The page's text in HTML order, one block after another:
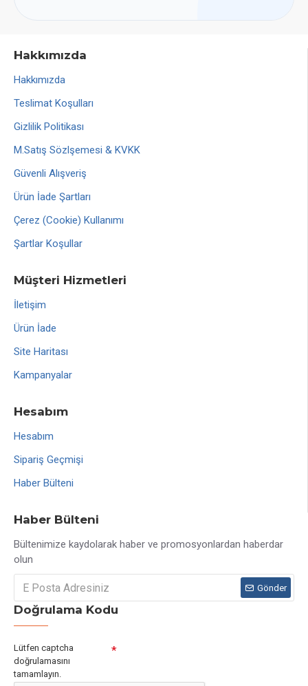
Hakkımızda
Hakkımızda
Teslimat Koşulları
Gizlilik Politikası
M.Satış Sözlşemesi & KVKK
Güvenli Alışveriş
Ürün İade Şartları
Çerez (Cookie) Kullanımı
Şartlar Koşullar
Müşteri Hizmetleri
İletişim
Ürün İade
Site Haritası
Kampanyalar
Hesabım
Hesabım
Sipariş Geçmişi
Haber Bülteni
Haber Bülteni
Bültenimize kaydolarak haber ve promosyonlardan haberdar
olun
Gönder
Doğrulama Kodu
Lütfen captcha
doğrulamasını
tamamlayın.